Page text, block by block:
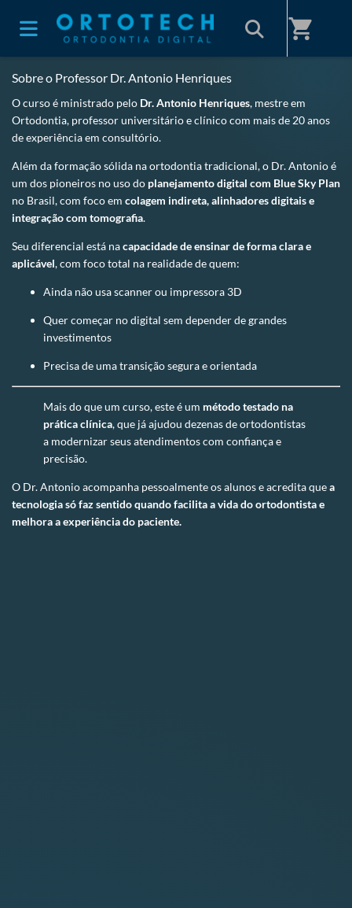
shopping_cart
Home / ORTOTECH
Sobre o Professor Dr. Antonio Henriques
O curso é ministrado pelo Dr. Antonio Henriques, mestre em
Ortodontia, professor universitário e clínico com mais de 20 anos
de experiência em consultório.
Além da formação sólida na ortodontia tradicional, o Dr. Antonio é
um dos pioneiros no uso do planejamento digital com Blue Sky Plan
no Brasil, com foco em colagem indireta, alinhadores digitais e
integração com tomografia.
Seu diferencial está nacapacidade de ensinar de forma clara e
aplicável, com foco total na realidade de quem:
Ainda não usa scanner ou impressora 3D
Quer começar no digital sem depender de grandes
investimentos
Precisa de uma transição segura e orientada
Mais do que um curso, este é um método testado na
prática clínica, que já ajudou dezenas de ortodontistas
a modernizar seus atendimentos com confiança e
precisão.
O Dr. Antonio acompanha pessoalmente os alunos e acredita quea
tecnologia só faz sentido quando facilita a vida do ortodontista e
melhora a experiência do paciente.